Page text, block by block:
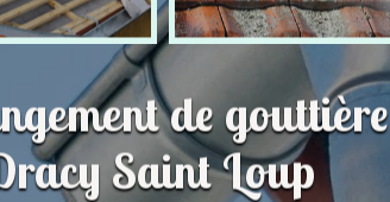
de gouttière
Saint Loup